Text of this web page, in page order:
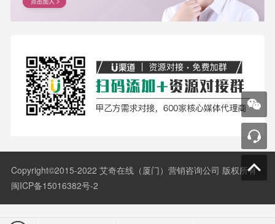
Copyright©2015-2022 艾奇在线（厦门）营销咨询公司 版权所有
闽ICP备15016382号-2